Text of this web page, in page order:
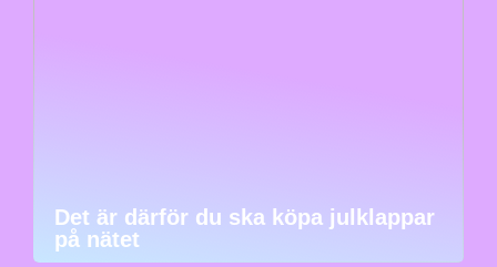
Det är därför du ska köpa julklappar
på nätet